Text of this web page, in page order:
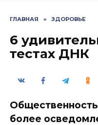
ГЛАВНАЯ » ЗДОРОВЬЕ
6
тестах ДНК
более